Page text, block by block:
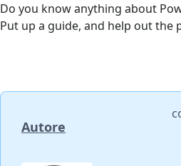
Do you know anything about
Put up a guide, and help out the
Autore